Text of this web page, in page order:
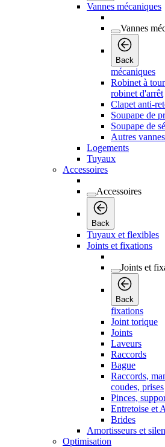
Vannes mécaniques
Vannes
Back
mécaniques
Robinet à
robinet d'arrêt
Clapet anti-
Soupape de
Soupape de
Autres
Logements
Tuyaux
Accessoires
Accessoires
Back
Tuyaux et flexibles
Joints et fixations
Joints et
Back
fixations
Joint torique
Joints
Laveurs
Raccords
Bague
Raccords,
coudes, prises
Pinces,
Entretoise et
Brides
Amortisseurs et
Optimisation